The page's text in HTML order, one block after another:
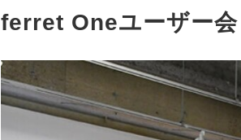
ferret Oneユーザー